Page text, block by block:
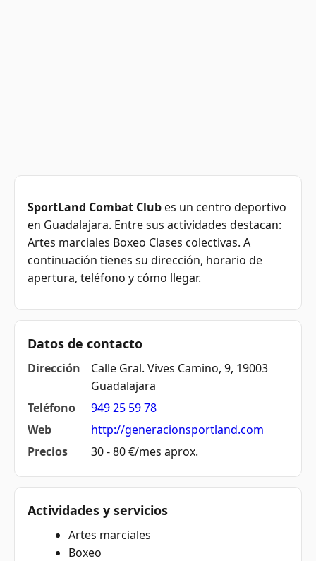
SportLand Combat Clubes un centro deportivo
en Guadalajara. Entre sus actividades destacan:
Artes marciales Boxeo Clases colectivas. A
continuación tienes su dirección, horario de
apertura, teléfono y cómo llegar.
Datos de contacto
Dirección
Calle Gral. Vives Camino, 9, 19003
Guadalajara
Teléfono
949 25 59 78
Web
http://generacionsportland.com
Precios
30 - 80 €/mes aprox.
Actividades y servicios
Artes marciales
Boxeo